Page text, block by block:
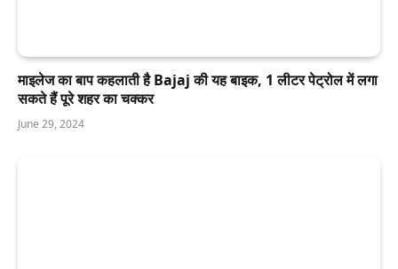
माइलेज का बाप कहलाती है Bajaj की यह बाइक, 1 लीटर पेट्रोल में लगा
सकते हैं पूरे शहर का चक्कर
June 29, 2024